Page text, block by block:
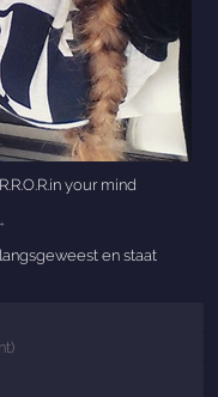
your mind
en staat
)